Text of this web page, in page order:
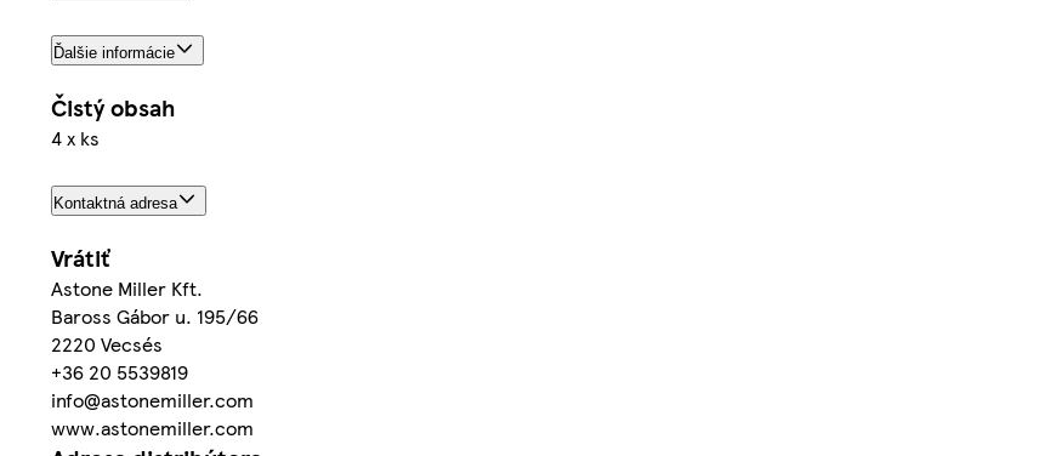
Ďalšie informácie
Čistý obsah
4 x ks
Kontaktná adresa
Vrátiť
Astone Miller Kft.
Baross Gábor u. 195/66
2220 Vecsés
+36 20 5539819
info@astonemiller.com
www.astonemiller.com